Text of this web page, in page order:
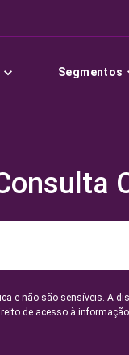
Segmentos
e não são sensíveis. A
de acesso à